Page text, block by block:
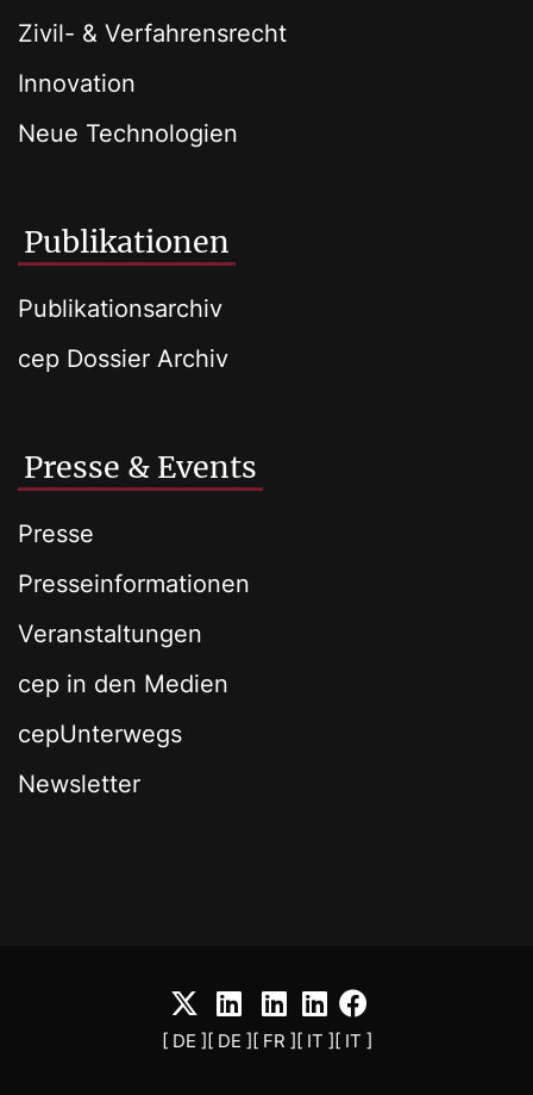
Zivil- & Verfahrensrecht
Innovation
Neue Technologien
Publikationen
Publikationsarchiv
cep Dossier Archiv
Presse & Events
Presse
Presseinformationen
Veranstaltungen
cep in den Medien
cepUnterwegs
Newsletter
[ DE ] [ DE ] [ FR ] [ IT ] [ IT ]